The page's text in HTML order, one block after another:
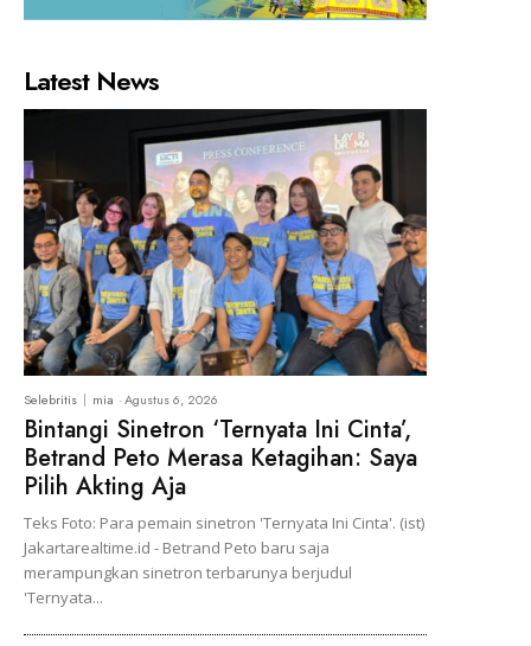
Latest News
Selebritis mia -Agustus 6, 2026
Bintangi Sinetron ‘Ternyata Ini Cinta’,
Betrand Peto Merasa Ketagihan: Saya
Pilih Akting Aja
Teks Foto: Para pemain sinetron 'Ternyata Ini Cinta'. (ist)
Jakartarealtime.id - Betrand Peto baru saja
merampungkan sinetron terbarunya berjudul
'Ternyata...